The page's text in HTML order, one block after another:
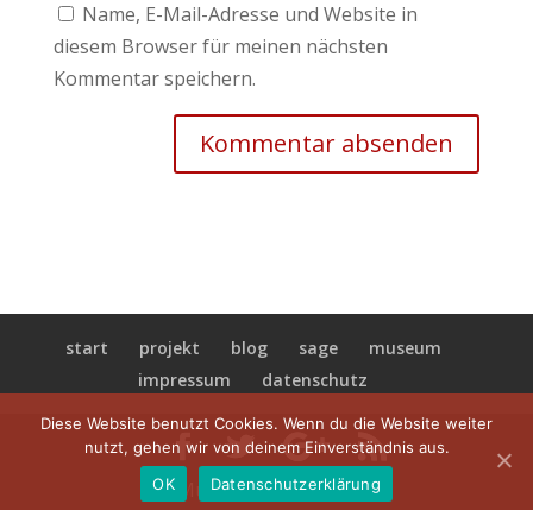
Name, E-Mail-Adresse und Website in
diesem Browser für meinen nächsten
Kommentar speichern.
start projekt blog sage
museum
impressum
datenschutz
@ Museum Hameln 2019
Diese Website benutzt Cookies. Wenn du die Website weiter
nutzt, gehen wir von deinem Einverständnis aus.
OK
Datenschutzerklärung